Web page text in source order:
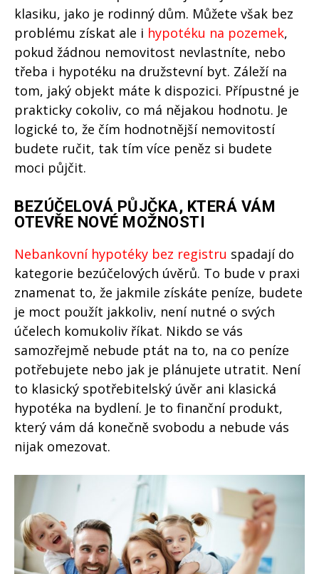
klasiku, jako je rodinný dům. Můžete však bez
problému získat ale i hypotéku na pozemek,
pokud žádnou nemovitost nevlastníte, nebo
třeba i hypotéku na družstevní byt. Záleží na
tom, jaký objekt máte k dispozici. Přípustné je
prakticky cokoliv, co má nějakou hodnotu. Je
logické to, že čím hodnotnější nemovitostí
budete ručit, tak tím více peněz si budete
moci půjčit.
BEZÚČELOVÁ PŮJČKA, KTERÁ VÁM
OTEVŘE NOVÉ MOŽNOSTI
Nebankovní hypotéky bez registru spadají do
kategorie bezúčelových úvěrů. To bude v praxi
znamenat to, že jakmile získáte peníze, budete
je moct použít jakkoliv, není nutné o svých
účelech komukoliv říkat. Nikdo se vás
samozřejmě nebude ptát na to, na co peníze
potřebujete nebo jak je plánujete utratit. Není
to klasický spotřebitelský úvěr ani klasická
hypotéka na bydlení. Je to finanční produkt,
který vám dá konečně svobodu a nebude vás
nijak omezovat.